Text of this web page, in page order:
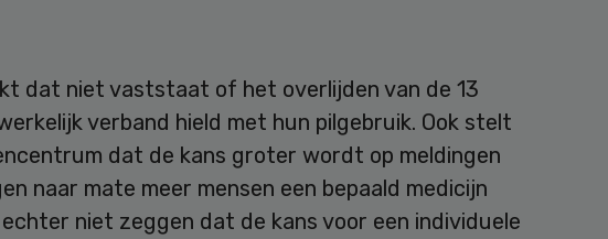
dat niet vaststaat of het overlijden van de 13
verband hield met hun pilgebruik. Ook stelt
dat de kans groter wordt op meldingen
naar mate meer mensen een bepaald medicijn
niet zeggen dat de kans voor een individuele